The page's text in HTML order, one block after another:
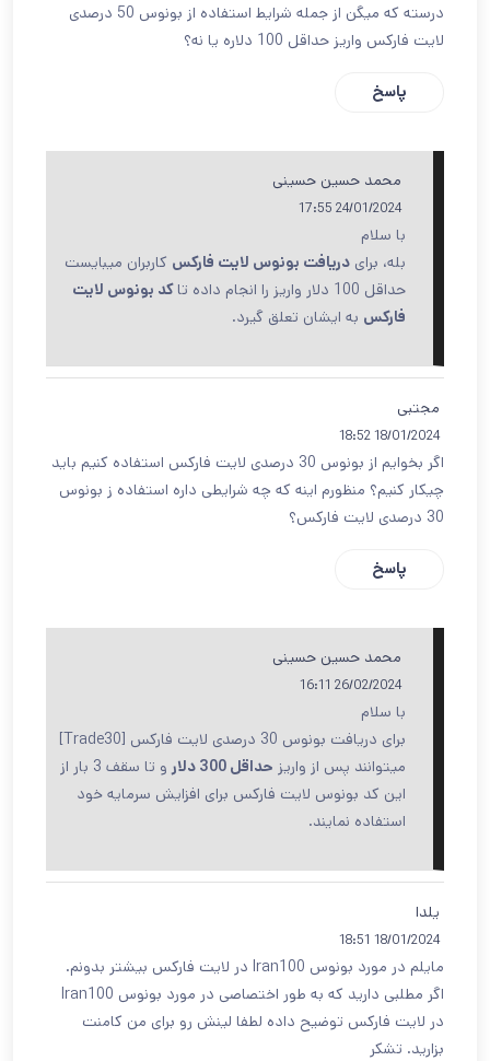
درسته که میگن از جمله شرایط استفاده از بونوس 50 درصدی
لایت فارکس واریز حداقل 100 دلاره یا نه؟
پاسخ
محمد حسین حسینی
24/01/2024 17:55
با سلام
بله، برای دریافت بونوس لایت فارکس کاربران میبایست
حداقل 100 دلار واریز را انجام داده تا
کد بونوس لایت
فارکس به ایشان تعلق گیرد.
مجتبی
18/01/2024 18:52
اگر بخوایم از بونوس 30 درصدی لایت فارکس استفاده کنیم باید
چیکار کنیم؟ منظورم اینه که چه شرایطی داره استفاده ز بونوس
30 درصدی لایت فارکس؟
پاسخ
محمد حسین حسینی
26/02/2024 16:11
با سلام
برای دریافت بونوس 30 درصدی لایت فارکس [Trade30]
میتوانند پس از واریز حداقل 300 دلار
و تا سقف 3 بار از
این کد بونوس لایت فارکس برای افزایش سرمایه خود
استفاده نمایند.
یلدا
18/01/2024 18:51
مایلم در مورد بونوس Iran100 در لایت فارکس بیشتر بدونم.
اگر مطلبی دارید که به طور اختصاصی در مورد بونوس Iran100
در لایت فارکس توضیح داده لطفا لینش رو برای من کامنت
بزارید. تشکر